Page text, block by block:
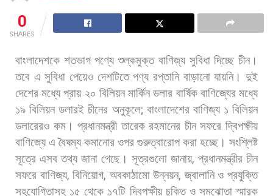
0
SHARES
বাংলাদেশকে শতভাগ পণ্যে শুল্কমুক্ত বাণিজ্য সুবিধা দিচ্ছে চীন।
তবে এ সুবিধা পেয়েও দেশটিতে পণ্য রপ্তানি বাড়ানো যায়নি। দুই
দেশের মধ্যে প্রায় ২০ বিলিয়ন মার্কিন ডলার বার্ষিক বাণিজ্যের মধ্যে
১৯ বিলিয়ন ডলারই চীনের অনুকূলে; বাংলাদেশের বাণিজ্য ১ বিলিয়ন
ডলারেরও কম। প্রধানমন্ত্রী তারেক রহমানের চীন সফরে দ্বিপক্ষীয়
বাণিজ্যে এ বৈষম্য কমানোর ওপর গুরুত্বারোপ করা হচ্ছে। সংশ্লিষ্ট
সূত্রে এসব তথ্য জানা গেছে। সূত্রগুলো জানায়, প্রধানমন্ত্রীর চীন
সফরে বাণিজ্য,বিনিয়োগ, অবকাঠামো উন্নয়ন,জ্বালানি ও প্রযুক্তি
সহযোগিতাসহ ১৫ থেকে ১৭টি দ্বিপক্ষীয় চুক্তি ও সমঝোতা স্মারক